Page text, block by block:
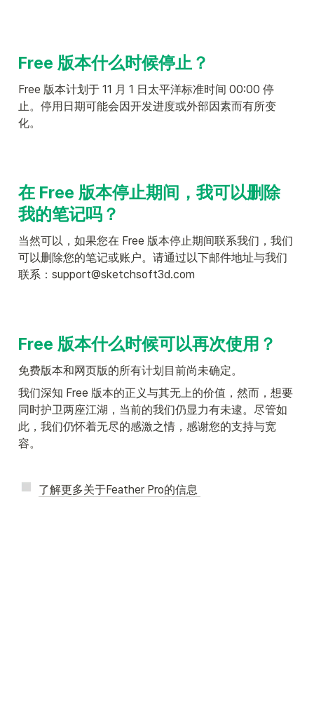
Free 版本什么时候停止？
Free 版本计划于 11 月 1 日太平洋标准时间 00:00 停
止。停用日期可能会因开发进度或外部因素而有所变
化。
在 Free 版本停止期间，我可以删除
我的笔记吗？
当然可以，如果您在 Free 版本停止期间联系我们，我们
可以删除您的笔记或账户。请通过以下邮件地址与我们
联系：support@sketchsoft3d.com
Free 版本什么时候可以再次使用？
免费版本和网页版的所有计划目前尚未确定。
我们深知 Free 版本的正义与其无上的价值，然而，想要
同时护卫两座江湖，当前的我们仍显力有未逮。尽管如
此，我们仍怀着无尽的感激之情，感谢您的支持与宽
容。
了解更多关于Feather Pro的信息